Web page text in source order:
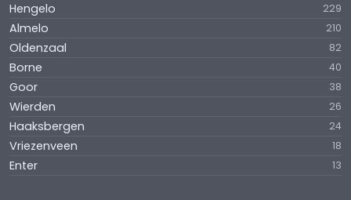
Hengelo 229
Almelo 210
Oldenzaal 82
Borne 40
Goor 38
Wierden 26
Haaksbergen 24
Vriezenveen 18
Enter 13